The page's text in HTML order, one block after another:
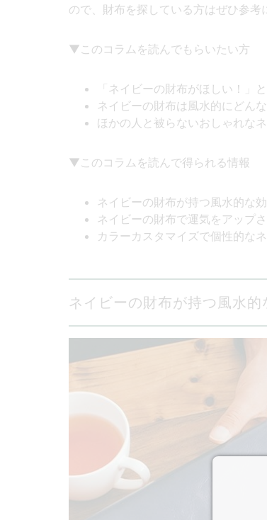
ので、財布を探している方はぜひ参考
▼このコラムを読んでもらいたい方
「ネイビーの財布がほしい！」
ネイビーの財布は風水的にどん
ほかの人と被らないおしゃれな
▼このコラムを読んで得られる情報
ネイビーの財布が持つ風水的な
ネイビーの財布で運気をアップ
カラーカスタマイズで個性的な
ネイビーの財布が持つ風水的